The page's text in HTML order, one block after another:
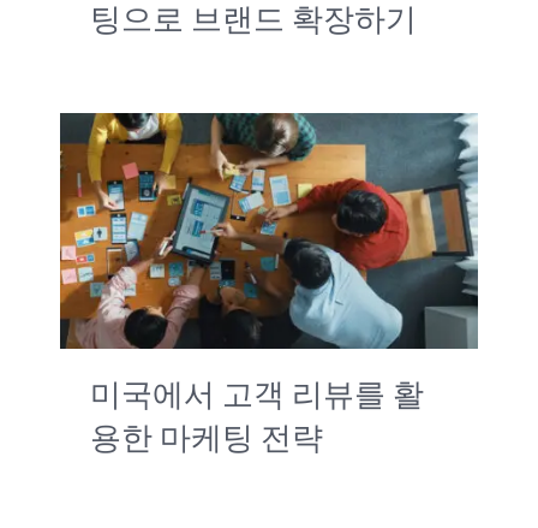
팅으로 브랜드 확장하기
미국에서 고객 리뷰를 활
용한 마케팅 전략